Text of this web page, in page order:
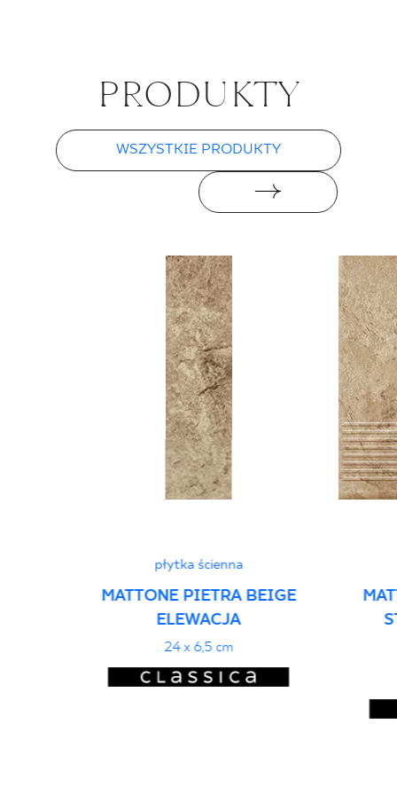
PRO­DUK­TY
WSZYSTKIE PRODUKTY
płytka ścienna
MATTONE PIETRA BEIGE
ELEWACJA
24 x 6,5 cm